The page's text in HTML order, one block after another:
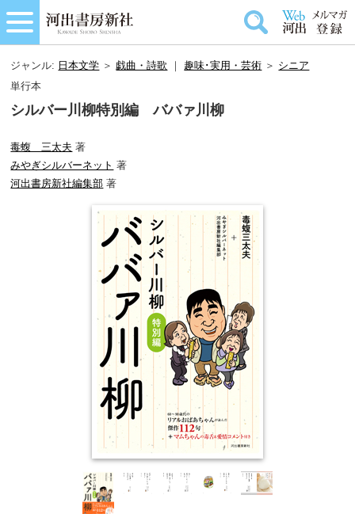
ジャンル: 日本文学 ＞戯曲・詩歌 ｜ 趣味･実用・芸術 ＞ シニア
単行本
シルバー川柳特別編 ババァ川柳
毒蝮 三太夫 著
みやぎシルバーネット 著
河出書房新社編集部 著